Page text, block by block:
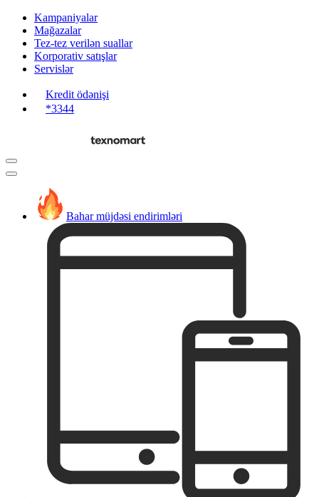
Kampaniyalar
Mağazalar
Tez-tez verilən suallar
Korporativ satışlar
Servislər
Kredit ödənişi
*3344
Bahar müjdəsi endirimləri